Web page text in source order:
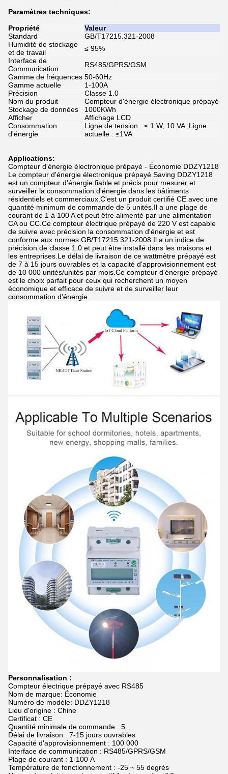
Paramètres techniques:
Propriété
Valeur
Standard
GB/T17215.321-2008
Humidité de stockage
et de travail
≤ 95%
Interface de
Communication
RS485/GPRS/GSM
Gamme de fréquences 50-60Hz
Gamme actuelle
1-100A
Précision
Classe 1.0
Nom du produit
Compteur d'énergie électronique prépayé
Stockage de données
1000KWh
Afficher
Affichage LCD
Consommation
d'énergie
Ligne de tension : ≤ 1 W, 10 VA ;Ligne
actuelle : ≤1VA
Applications:
Compteur d'énergie électronique prépayé - Économie DDZY1218
Le compteur d'énergie électronique prépayé Saving DDZY1218
est un compteur d'énergie fiable et précis pour mesurer et
surveiller la consommation d'énergie dans les bâtiments
résidentiels et commerciaux.C'est un produit certifié CE avec une
quantité minimum de commande de 5 unités.Il a une plage de
courant de 1 à 100 A et peut être alimenté par une alimentation
CA ou CC.Ce compteur électrique prépayé de 220 V est capable
de suivre avec précision la consommation d'énergie et est
conforme aux normes GB/T17215.321-2008.Il a un indice de
précision de classe 1.0 et peut être installé dans les maisons et
les entreprises.Le délai de livraison de ce wattmètre prépayé est
de 7 à 15 jours ouvrables et la capacité d'approvisionnement est
de 10 000 unités/unités par mois.Ce compteur d'énergie prépayé
est le choix parfait pour ceux qui recherchent un moyen
économique et efficace de suivre et de surveiller leur
consommation d'énergie.
Personnalisation :
Compteur électrique prépayé avec RS485
Nom de marque: Économie
Numéro de modèle: DDZY1218
Lieu d'origine : Chine
Certificat : CE
Quantité minimale de commande : 5
Délai de livraison : 7-15 jours ouvrables
Capacité d'approvisionnement : 100 000
Interface de communication : RS485/GPRS/GSM
Plage de courant : 1-100 A
Température de fonctionnement : -25 ~ 55 degrés